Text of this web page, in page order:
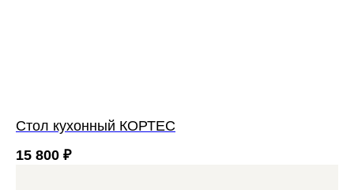
Cтол кухонный КОРТЕС
15 800 ₽